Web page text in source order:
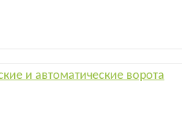
и автоматические ворота